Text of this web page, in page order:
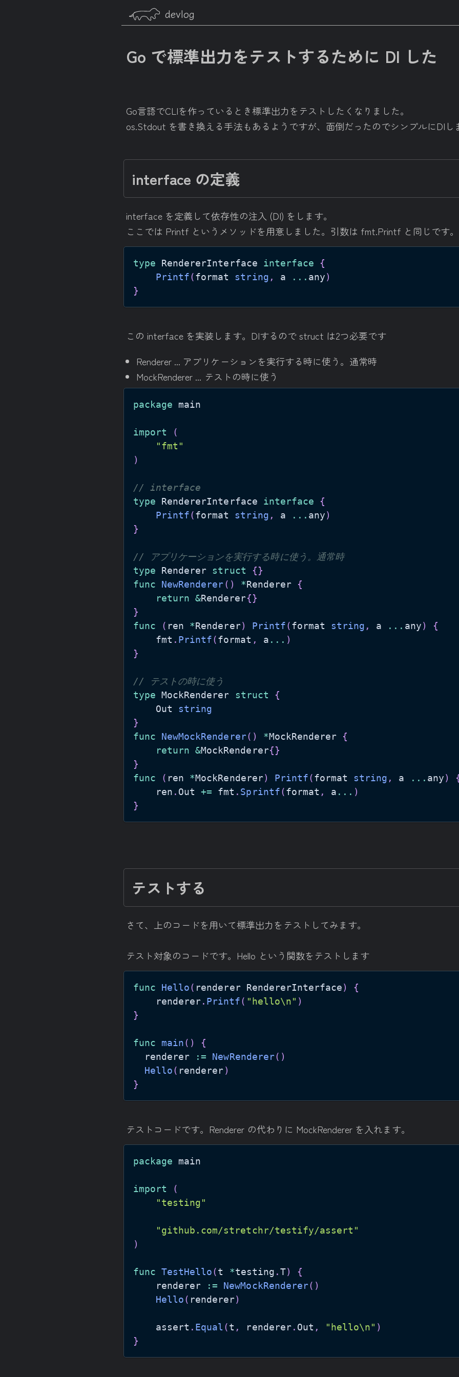
devlog
Go で標準出力をテストするために DI した
Go言語でCLIを作っているとき標準出力をテストしたくなりました。
os.Stdout を書き換える手法もあるようですが、面倒だったのでシンプルにDIし
interface の定義
interface を定義して依存性の注入 (DI) をします。
ここでは Printf というメソッドを用意しました。引数は fmt.Printf と同じです。
type RendererInterface interface
{
Printf(format string , a ... any)
}
この interface を実装します。DIするので struct は2つ必要です
Renderer ... アプリケーションを実行する時に使う。通常時
MockRenderer ... テストの時に使う
package
import
(
"fmt"
)
// interface
type RendererInterface interface
{
Printf(format string , a ... any)
}
// アプリケーションを実行する時に使う。通常時
type Renderer struct {}
func
NewRenderer( ) *Renderer {
return &Renderer{}
}
func
( ren *Renderer) Printf(format string , a ... any)
{
	fmt
. Printf(format , a ... )
}
// テストの時に使う
type MockRenderer struct
{
	Out
string
}
func
NewMockRenderer( ) *MockRenderer {
return &MockRenderer{}
}
func
( ren *MockRenderer) Printf(format string , a ... any)
	ren
. Out += fmt . Sprintf(format , a ... )
}
テストする
さて、上のコードを用いて標準出力をテストしてみます。
テスト対象のコードです。Hello という関数をテストします
func Hello( renderer RendererInterface)
{
	renderer
. Printf( "hello\n" )
}
func main( )
{
  renderer
:= NewRenderer( )
Hello( renderer)
}
テストコードです。Renderer の代わりに MockRenderer を入れます。
package
import
(
"testing"
"github.com/stretchr/testify/assert"
)
func TestHello(t *testing .T)
{
	renderer
:= NewMockRenderer( )
Hello( renderer)
	assert
. Equal (t , renderer. Out , "hello\n" )
}